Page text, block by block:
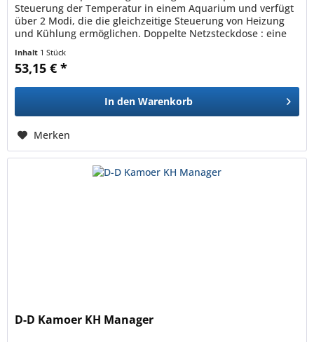
Steuerung der Temperatur in einem Aquarium und verfügt
über 2 Modi, die die gleichzeitige Steuerung von Heizung
und Kühlung ermöglichen. Doppelte Netzsteckdose : eine
Inhalt 1 Stück
53,15 € *
In den Warenkorb
Merken
D-D Kamoer KH Manager